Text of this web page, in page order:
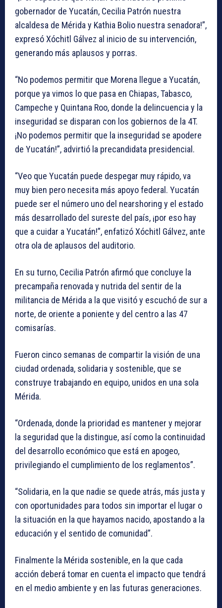
gobernador de Yucatán, Cecilia Patrón nuestra
alcaldesa de Mérida y Kathia Bolio nuestra senadora!”,
expresó Xóchitl Gálvez al inicio de su intervención,
generando más aplausos y porras.
“No podemos permitir que Morena llegue a Yucatán,
porque ya vimos lo que pasa en Chiapas, Tabasco,
Campeche y Quintana Roo, donde la delincuencia y la
inseguridad se disparan con los gobiernos de la 4T.
¡No podemos permitir que la inseguridad se apodere
de Yucatán!”, advirtió la precandidata presidencial.
“Veo que Yucatán puede despegar muy rápido, va
muy bien pero necesita más apoyo federal. Yucatán
puede ser el número uno del nearshoring y el estado
más desarrollado del sureste del país, ¡por eso hay
que a cuidar a Yucatán!”, enfatizó Xóchitl Gálvez, ante
otra ola de aplausos del auditorio.
En su turno, Cecilia Patrón afirmó que concluye la
precampaña renovada y nutrida del sentir de la
militancia de Mérida a la que visitó y escuchó de sur a
norte, de oriente a poniente y del centro a las 47
comisarías.
Fueron cinco semanas de compartir la visión de una
ciudad ordenada, solidaria y sostenible, que se
construye trabajando en equipo, unidos en una sola
Mérida.
“Ordenada, donde la prioridad es mantener y mejorar
la seguridad que la distingue, así como la continuidad
del desarrollo económico que está en apogeo,
privilegiando el cumplimiento de los reglamentos”.
“Solidaria, en la que nadie se quede atrás, más justa y
con oportunidades para todos sin importar el lugar o
la situación en la que hayamos nacido, apostando a la
educación y el sentido de comunidad”.
Finalmente la Mérida sostenible, en la que cada
acción deberá tomar en cuenta el impacto que tendrá
en el medio ambiente y en las futuras generaciones.